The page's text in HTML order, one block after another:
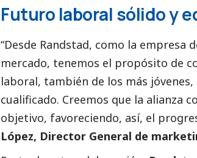
Futuro laboral sólido y
“Desde Randstad, como la empresa
mercado, tenemos el propósito de
laboral, también de los más
cualificado. Creemos que la alianza
objetivo, favoreciendo, así, el
López, Director General de